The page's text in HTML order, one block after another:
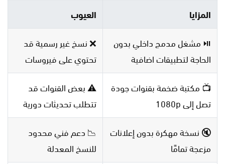
المزايا العيوب
⏯️ مشغل مدمج داخلي بدون
الحاجة لتطبيقات اضافية
❌ نسخ غير رسمية قد
تحتوي على فيروسات
📺 مكتبة ضخمة بقنوات جودة
تصل إلى 1080p
⚠️ بعض القنوات قد
تتطلب تحديثات دورية
🔇 نسخة مهكرة بدون إعلانات
مزعجة تمامًا
📉 دعم فني محدود
للنسخ المعدلة